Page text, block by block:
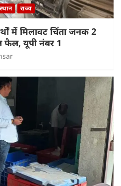
राज्य
में मिलावट चिंता जनक 2
यूपी नंबर 1